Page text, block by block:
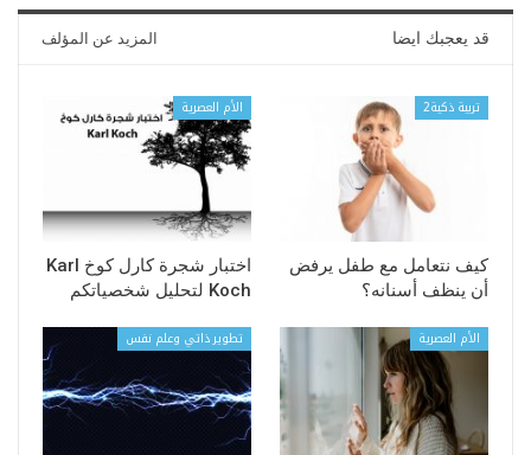
قد يعجبك ايضا المزيد عن المؤلف
تربية ذكية2
كيف نتعامل مع طفل يرفض
أن ينظف أسنانه؟
الأم العصرية
اختبار شجرة كارل كوخ Karl
Koch لتحليل شخصياتكم
الأم العصرية تطوير ذاتي وعلم نفس